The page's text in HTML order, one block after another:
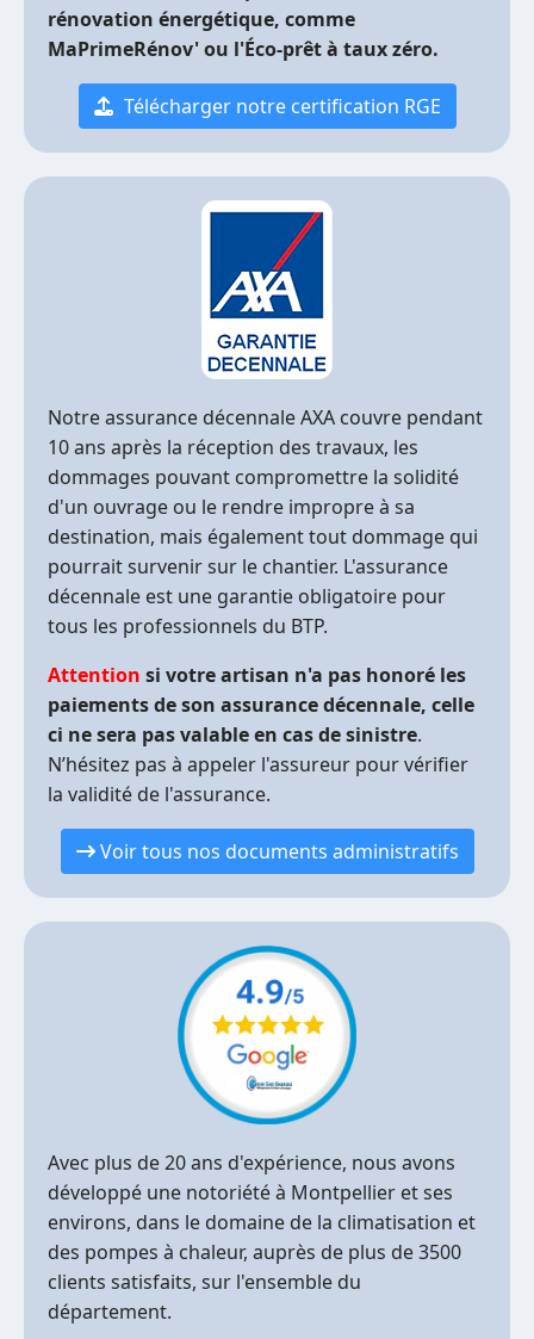
rénovation énergétique, comme
MaPrimeRénov' ou l'Éco-prêt à taux zéro.
Télécharger notre certification RGE
Notre assurance décennale AXA couvre pendant
10 ans après la réception des travaux, les
dommages pouvant compromettre la solidité
d'un ouvrage ou le rendre impropre à sa
destination, mais également tout dommage qui
pourrait survenir sur le chantier. L'assurance
décennale est une garantie obligatoire pour
tous les professionnels du BTP.
Attention si votre artisan n'a pas honoré les
paiements de son assurance décennale, celle
ci ne sera pas valable en cas de sinistre.
N’hésitez pas à appeler l'assureur pour vérifier
la validité de l'assurance.
Voir tous nos documents administratifs
Avec plus de 20 ans d'expérience, nous avons
développé une notoriété à Montpellier et ses
environs, dans le domaine de la climatisation et
des pompes à chaleur, auprès de plus de 3500
clients satisfaits, sur l'ensemble du
département.